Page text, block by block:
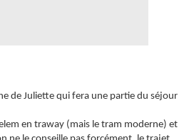
de Juliette qui fera une partie du séjour
en traway (mais le tram moderne) et